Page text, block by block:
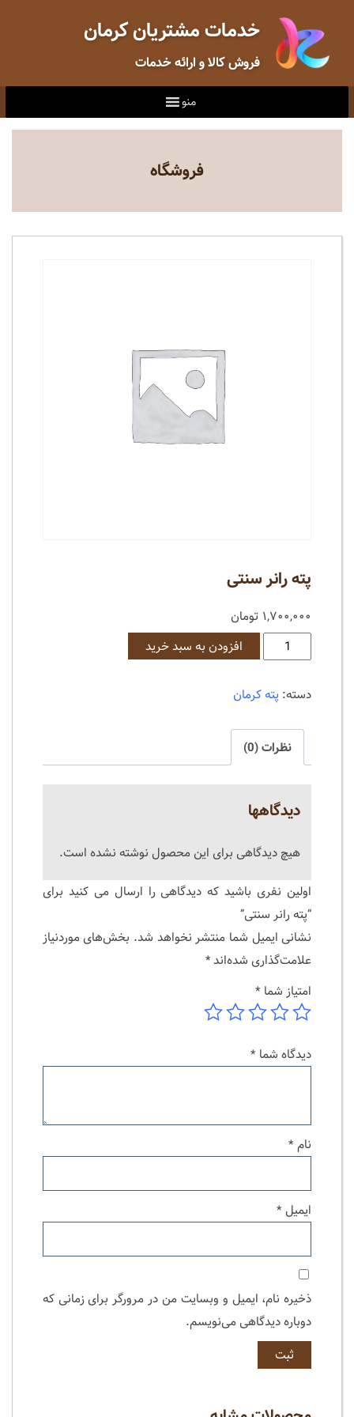
خدمات مشتریان کرمان
فروش کالا و ارائه خدمات
منو
فروشگاه
پته رانر سنتی
۱,۷۰۰,۰۰۰ تومان
رانر
سنتی
افزودن به سبد خرید
دسته: پته کرمان
نظرات (0)
دیدگاهها
هیچ دیدگاهی برای این محصول نوشته نشده است.
اولین نفری باشید که دیدگاهی را ارسال می کنید برای
“پته رانر سنتی”
نشانی ایمیل شما منتشر نخواهد شد. بخش‌های موردنیاز
علامت‌گذاری شده‌اند*
امتیاز شما *
دیدگاه شما *
نام *
ایمیل *
ذخیره نام، ایمیل و وبسایت من در مرورگر برای زمانی که
دوباره دیدگاهی می‌نویسم.